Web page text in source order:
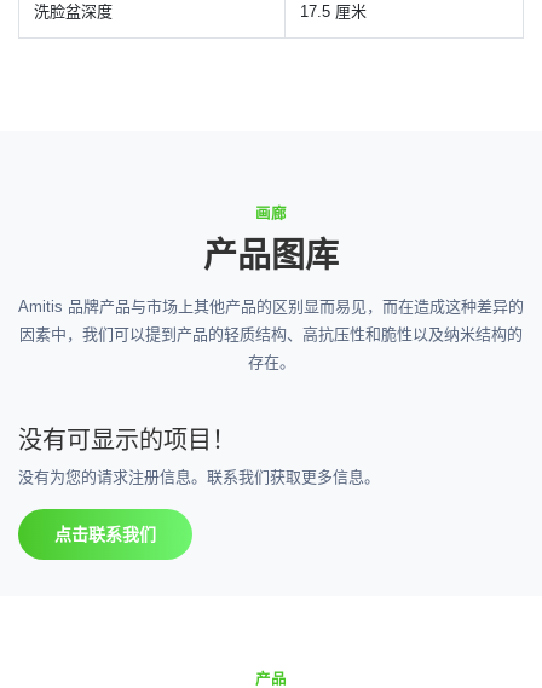
洗脸盆深度 17.5 厘米
画廊
产品图库
Amitis 品牌产品与市场上其他产品的区别显而易见，而在造成这种差异的
因素中，我们可以提到产品的轻质结构、高抗压性和脆性以及纳米结构的
存在。
没有可显示的项目！
没有为您的请求注册信息。联系我们获取更多信息。
点击联系我们
产品